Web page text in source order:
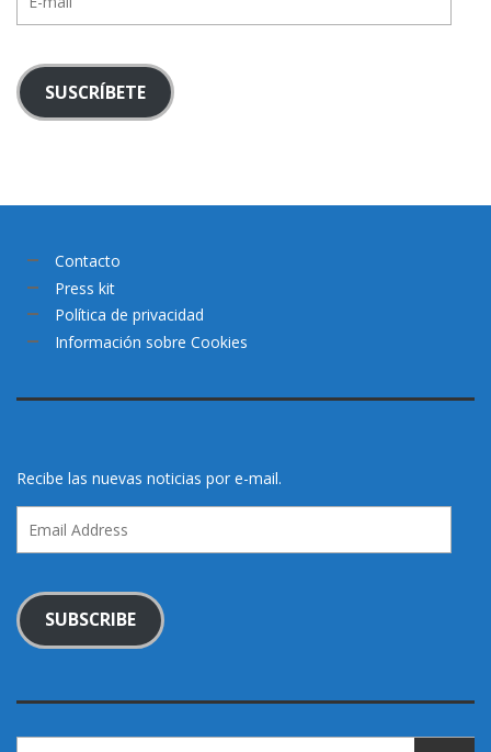
mail
SUSCRÍBETE
Contacto
Press kit
Política de privacidad
Información sobre Cookies
Recibe las nuevas noticias por e-mail.
Address
SUBSCRIBE